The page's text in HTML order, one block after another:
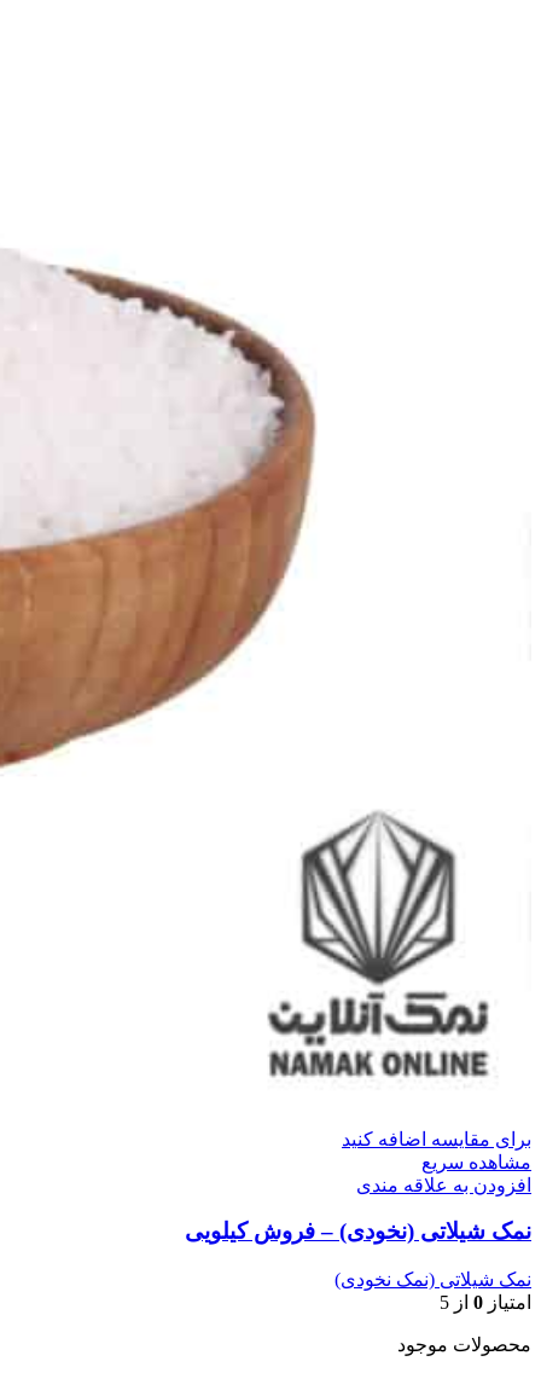
برای مقایسه اضافه کنید
مشاهده سریع
افزودن به علاقه مندی
نمک شیلاتی (نخودی) – فروش کیلویی
نمک شیلاتی (نمک نخودی)
امتیاز 0 از 5
محصولات موجود